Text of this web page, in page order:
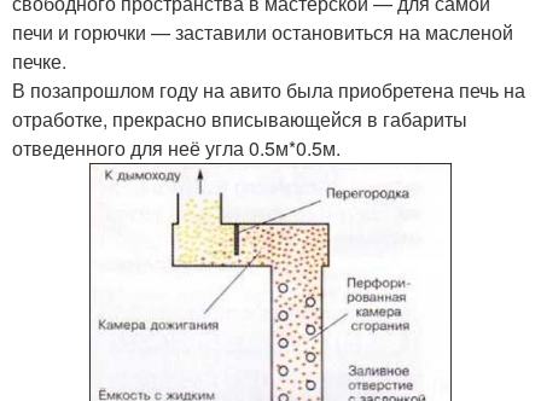
печи и горючки — заставили остановиться на масленой
печке.
В позапрошлом году на авито была приобретена печь на
отработке, прекрасно вписывающейся в габариты
отведенного для неё угла 0.5м*0.5м.